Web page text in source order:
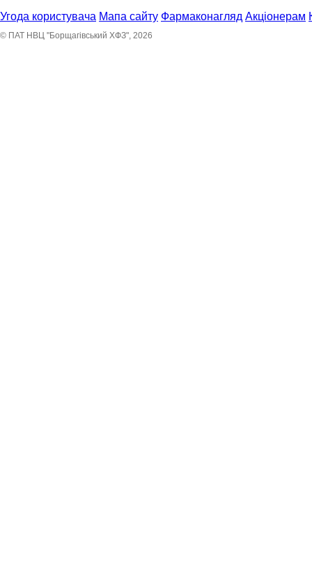
Угода користувача Мапа сайту Фармаконагляд Акціонерам
© ПАТ НВЦ "Борщагівський ХФЗ", 2026